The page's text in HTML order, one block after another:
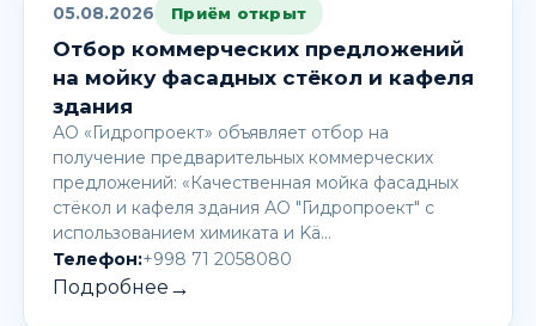
05.08.2026 Приём открыт
Отбор коммерческих предложений
на мойку фасадных стёкол и кафеля
здания
АО «Гидропроект» объявляет отбор на
получение предварительных коммерческих
предложений: «Качественная мойка фасадных
стёкол и кафеля здания АО "Гидропроект" с
использованием химиката и Kä…
Телефон:+998 71 2058080
Подробнее →